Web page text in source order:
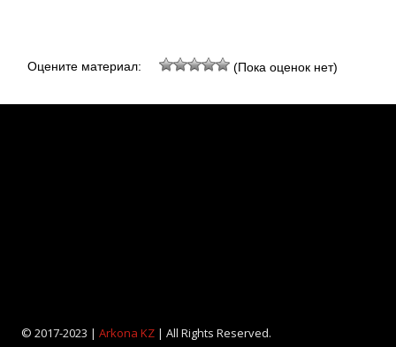
Оцените материал: (Пока оценок нет)
© 2017-2023 | Arkona KZ| All Rights Reserved.